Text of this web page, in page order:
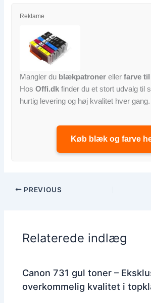
Reklame
Mangler du blækpatroner ellerfarve
HosOffi.dk finder du et stort udvalg til
hurtig levering og høj kvalitet hver gang.
Køb blæk og farve
PREVIOUS
Relaterede indlæg
Canon 731 gul toner –
overkommelig kvalitet i